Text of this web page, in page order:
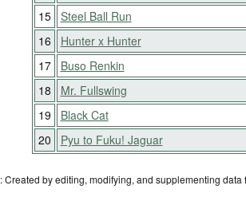
15
Steel Ball Run
16
Hunter x Hunter
17
Buso Renkin
18
Mr. Fullswing
19
Black Cat
20
Pyu to Fuku! Jaguar
: Created by editing, modifying, and supplementing